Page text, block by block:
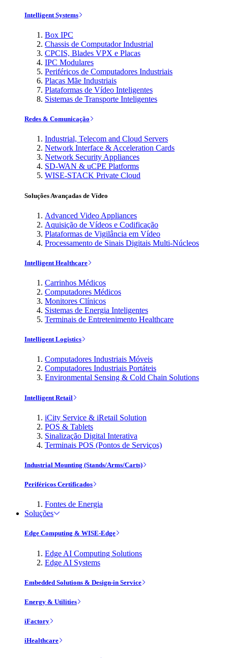
Intelligent Systems
Box IPC
Chassis de Computador Industrial
CPCIS, Blades VPX e Placas
IPC Modulares
Periféricos de Computadores Industriais
Placas Mãe Industriais
Plataformas de Vídeo Inteligentes
Sistemas de Transporte Inteligentes
Redes & Comunicação
Industrial, Telecom and Cloud Servers
Network Interface & Acceleration Cards
Network Security Appliances
SD-WAN & uCPE Platforms
WISE-STACK Private Cloud
Soluções Avançadas de Vídeo
Advanced Video Appliances
Aquisição de Vídeos e Codificação
Plataformas de Vigilância em Vídeo
Processamento de Sinais Digitais Multi-Núcleos
Intelligent Healthcare
Carrinhos Médicos
Computadores Médicos
Monitores Clínicos
Sistemas de Energia Inteligentes
Terminais de Entretenimento Healthcare
Intelligent Logistics
Computadores Industriais Móveis
Computadores Industriais Portáteis
Environmental Sensing & Cold Chain Solutions
Intelligent Retail
iCity Service & iRetail Solution
POS & Tablets
Sinalização Digital Interativa
Terminais POS (Pontos de Serviços)
Industrial Mounting (Stands/Arms/Carts)
Periféricos Certificados
Fontes de Energia
Soluções
Edge Computing & WISE-Edge
Edge AI Computing Solutions
Edge AI Systems
Embedded Solutions & Design-in Service
Energy & Utilities
iFactory
iHealthcare